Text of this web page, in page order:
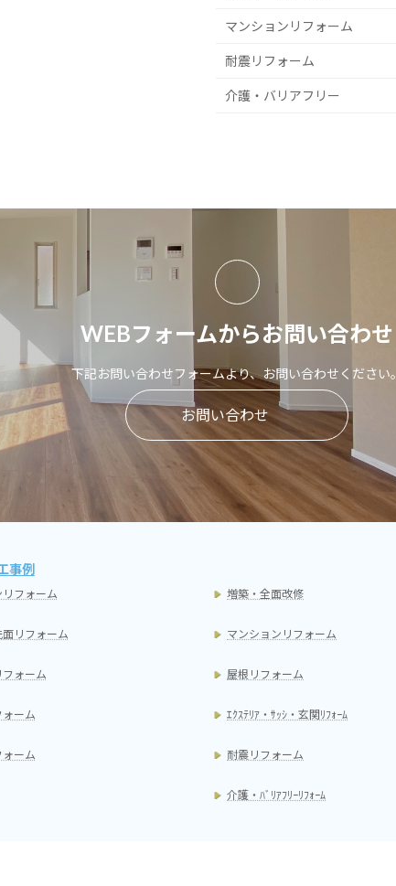
マンションリフォーム
耐震リフォーム
介護・バリアフリー
WEBフォームからお問い合わせ
下記お問い合わせフォームより、お問い合わせください。
お問い合わせ
事例
フォーム
面リフォーム
フォーム
ーム
ーム
増築・全面改修
マンションリフォーム
屋根リフォーム
ｴｸｽﾃﾘｱ・ｻｯｼ・玄関ﾘﾌｫｰﾑ
耐震リフォーム
介護・ﾊﾞﾘｱﾌﾘｰﾘﾌｫｰﾑ